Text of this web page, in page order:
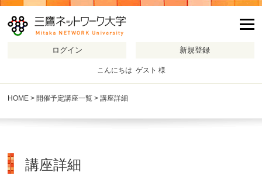
こんにちは ゲスト 様
HOME > 開催予定講座一覧 > 講座詳細
講座詳細